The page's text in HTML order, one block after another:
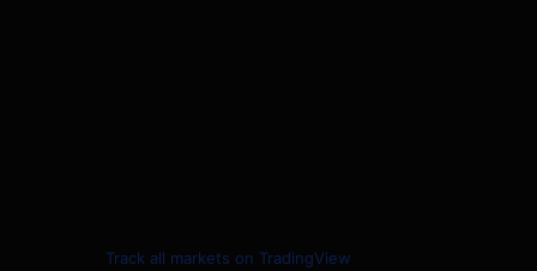
Track all markets on TradingView